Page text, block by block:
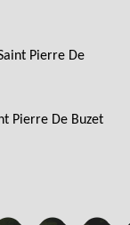
Pierre De
Pierre De Buzet